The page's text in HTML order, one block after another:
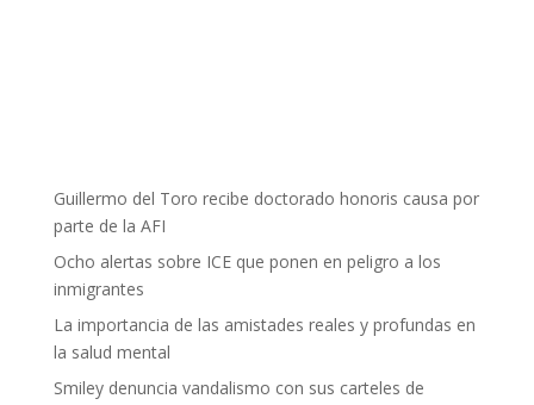
Guillermo del Toro recibe doctorado honoris causa por
parte de la AFI
Ocho alertas sobre ICE que ponen en peligro a los
inmigrantes
La importancia de las amistades reales y profundas en
la salud mental
Smiley denuncia vandalismo con sus carteles de